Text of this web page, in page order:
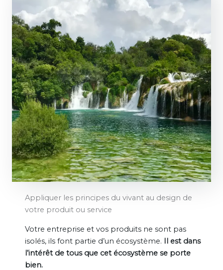
Appliquer les principes du vivant au design de
votre produit ou service
Votre entreprise et vos produits ne sont pas
isolés, ils font partie d’un écosystème. Il est dans
l’intérêt de tous que cet écosystème se porte
bien.